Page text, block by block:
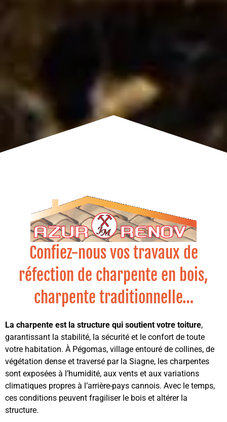
Confiez-nous vos travaux de
réfection de charpente en bois,
charpente traditionnelle…
La charpente est la structure qui soutient votre toiture,
garantissant la stabilité, la sécurité et le confort de toute
votre habitation. À Pégomas, village entouré de collines, de
végétation dense et traversé par la Siagne, les charpentes
sont exposées à l’humidité, aux vents et aux variations
climatiques propres à l’arrière-pays cannois. Avec le temps,
ces conditions peuvent fragiliser le bois et altérer la
structure.